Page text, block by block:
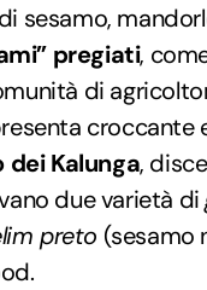
sesamo,
pregiati,
di
croccante
dei Kalunga,
due varietà di
preto (sesamo